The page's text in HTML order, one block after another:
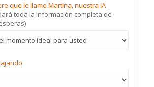
que le llame Martina, nuestra IA
toda la información completa de